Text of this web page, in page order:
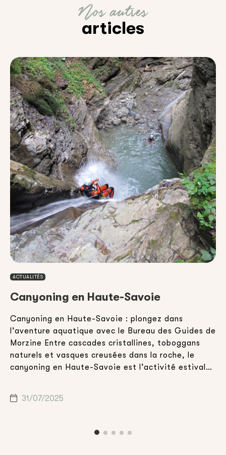
Nos autres
articles
ACTUALITÉS
Canyoning en Haute-Savoie
Canyoning en Haute-Savoie : plongez dans
l’aventure aquatique avec le Bureau des Guides de
Morzine Entre cascades cristallines, toboggans
naturels et vasques creusées dans la roche, le
canyoning en Haute-Savoie est l’activité estivale
soyez en vacances en famille, entre amis […]
31/07/2025